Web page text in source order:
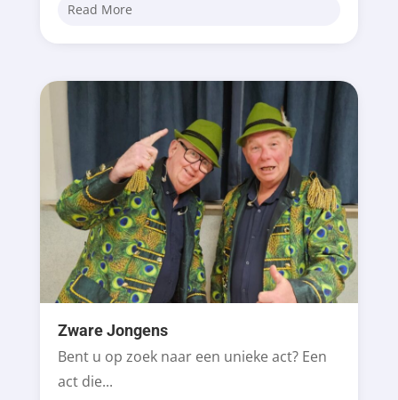
Read More
Zware Jongens
Bent u op zoek naar een unieke act? Een
act die...